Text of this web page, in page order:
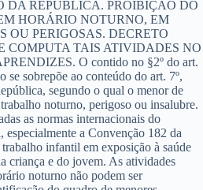
DA REPÚBLICA. PROIBIÇÃO DO
HORÁRIO NOTURNO, EM
OU PERIGOSAS. DECRETO
COMPUTA TAIS ATIVIDADES NO
O contido no §2º do art.
se sobrepõe ao conteúdo do art. 7º,
segundo o qual o menor de
noturno, perigoso ou insalubre.
as normas internacionais do
a Convenção 182 da
infantil em exposição à saúde
criança e do jovem. As atividades
noturno não podem ser